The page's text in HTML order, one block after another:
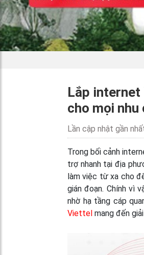
Lắp internet
cho mọi nhu
Lần cập nhật gần
Trong bối cảnh
trợ nhanh tại địa
làm việc từ xa cho
gián đoạn. Chính vì
nhờ hạ tầng cáp
Viettel mang đến